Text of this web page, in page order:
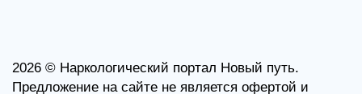
2026 © Наркологический портал Новый путь.
Предложение на сайте не является офертой и